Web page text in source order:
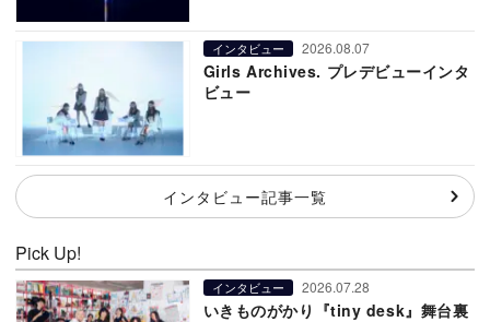
インタビュー 2026.08.07
Girls Archives. プレデビューインタ
ビュー
インタビュー記事一覧
Pick Up!
インタビュー 2026.07.28
いきものがかり『tiny desk』舞台裏